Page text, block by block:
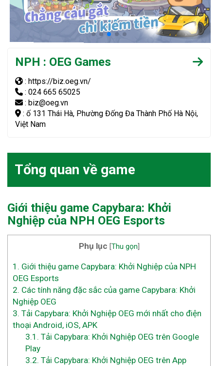
NPH : OEG Games
: https://biz.oeg.vn/
: 024 665 65025
: biz@oeg.vn
: ố 131 Thái Hà, Phường Đống Đa Thành Phố Hà Nội,
Việt Nam
Tổng quan về game
Giới thiệu game Capybara: Khởi
Nghiệp của NPH OEG Esports
Phụ lục Thu gọn]
1. Giới thiệu game Capybara: Khởi Nghiệp của NPH
OEG Esports
2. Các tính năng đặc sắc của game Capybara: Khởi
Nghiệp OEG
3. Tải Capybara: Khởi Nghiệp OEG mới nhất cho điện
thoại Android, iOS, APK
3.1. Tải Capybara: Khởi Nghiệp OEG trên Google
Play
3.2. Tải Capybara: Khởi Nghiệp OEG trên App